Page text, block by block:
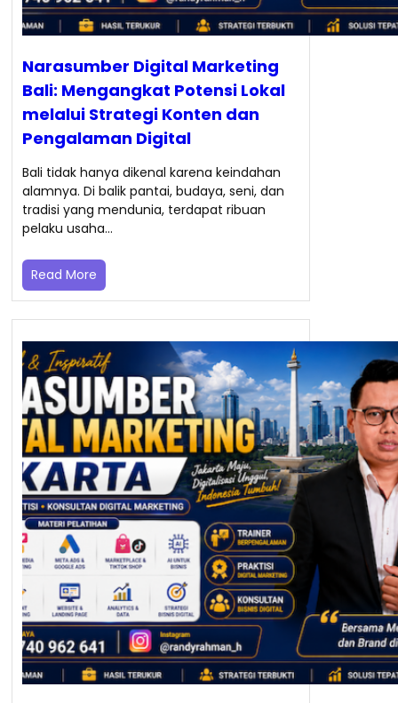
Narasumber Digital Marketing
Bali: Mengangkat Potensi Lokal
melalui Strategi Konten dan
Pengalaman Digital
Bali tidak hanya dikenal karena keindahan
alamnya. Di balik pantai, budaya, seni, dan
tradisi yang mendunia, terdapat ribuan
pelaku usaha…
Read More